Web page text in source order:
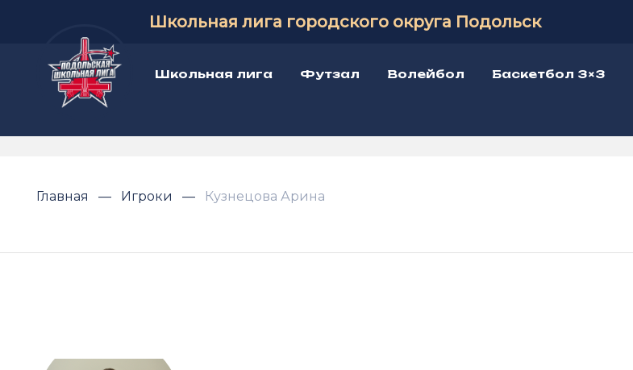
Школьная лига городского округа Подольск
Школьная лига Футзал Волейбол Баскетбол 3×3
Главная Игроки Кузнецова Арина